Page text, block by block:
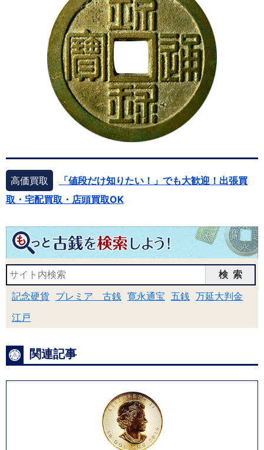
高価買取
「値段だけ知りたい！」でも大歓迎！出張買
取・宅配買取・店頭買取OK
検索
記念硬貨 プレミア 古銭 寛永通宝 五銭 万延大判金
江戸
関連記事